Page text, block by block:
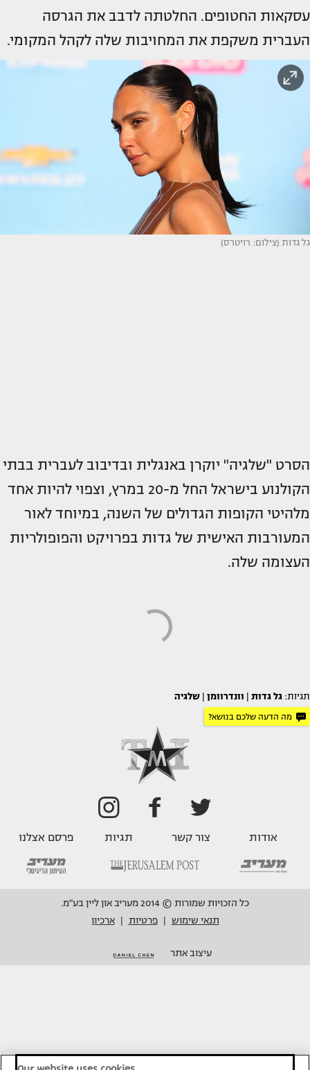
עסקאות החטופים. החלטתה לדבב את הגרסה
העברית משקפת את המחויבות שלה לקהל המקומי.
גל גדות (צילום: רויטרס)
הסרט "שלגיה" יוקרן באנגלית ובדיבוב לעברית בבתי
הקולנוע בישראל החל מ-20 במרץ, וצפוי להיות אחד
מלהיטי הקופות הגדולים של השנה, במיוחד לאור
המעורבות האישית של גדות בפרויקט והפופולריות
העצומה שלה.
תגיות: גל גדות וונדרוומן שלגיה
מה הדעה שלכם בנושא?
אודות צור קשר תגיות פרסם אצלנו
כל הזכויות שמורות © 2014 מעריב און ליין בע"מ.
תנאי שימוש
פרטיות ארכיון
עיצוב אתר